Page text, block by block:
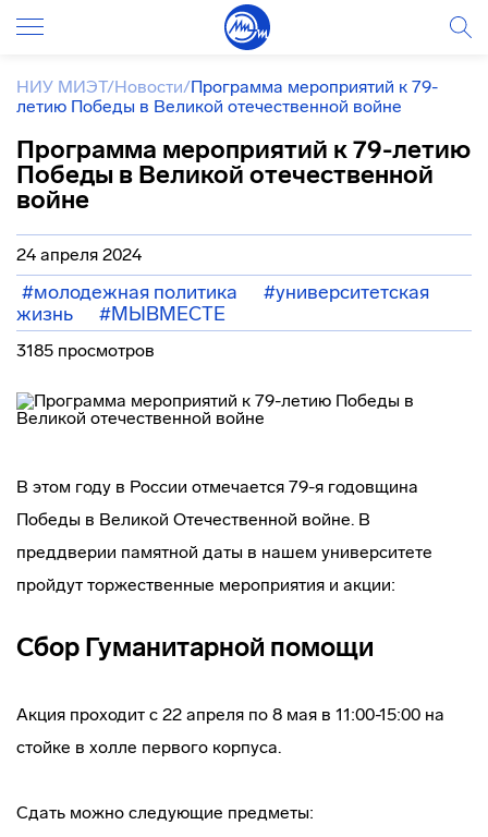
НИУ МИЭТ/Новости/Программа мероприятий к 79-
летию Победы в Великой отечественной войне
Программа мероприятий к 79-летию
Победы в Великой отечественной
войне
24 апреля 2024
#молодежная политика
#университетская
жизнь
#МЫВМЕСТЕ
3185 просмотров
В этом году в России отмечается 79-я годовщина
Победы в Великой Отечественной войне. В
преддверии памятной даты в нашем университете
пройдут торжественные мероприятия и акции:
Сбор Гуманитарной помощи
Акция проходит с 22 апреля по 8 мая в 11:00-15:00 на
стойке в холле первого корпуса.
Сдать можно следующие предметы: